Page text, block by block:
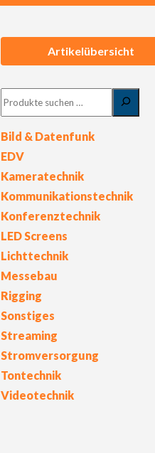
Artikelübersicht
Suchen
Bild & Datenfunk
EDV
Kameratechnik
Kommunikationstechnik
Konferenztechnik
LED Screens
Lichttechnik
Messebau
Rigging
Sonstiges
Streaming
Stromversorgung
Tontechnik
Videotechnik